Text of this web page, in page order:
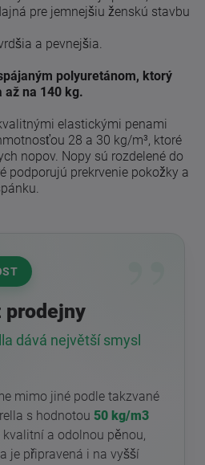
pre jemnejšiu ženskú stavbu
a pevnejšia.
polyuretánom, ktorý
až na 140 kg.
elastickými penami
28 a 30 kg/m³, ktoré
nopov. Nopy sú rozdelené do
podporujú prekrvenie pokožky a
prodejny
dává největší smysl
mimo jiné podle takzvané
s hodnotou 50 kg/m3
a odolnou pěnou,
je připravená i na vyšší